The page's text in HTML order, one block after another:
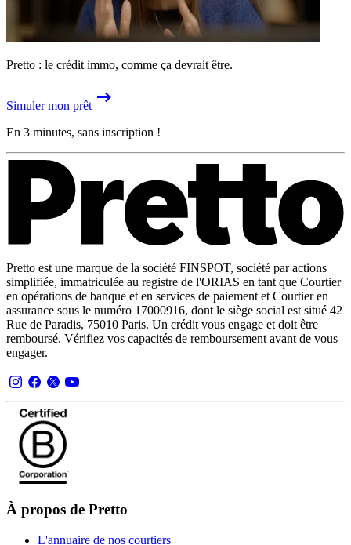
Pretto : le crédit immo, comme ça devrait être.
Simuler mon prêt
En 3 minutes, sans inscription !
Pretto est une marque de la société FINSPOT, société par actions
simplifiée, immatriculée au registre de l'ORIAS en tant que Courtier
en opérations de banque et en services de paiement et Courtier en
assurance sous le numéro 17000916, dont le siège social est situé 42
Rue de Paradis, 75010 Paris. Un crédit vous engage et doit être
remboursé. Vérifiez vos capacités de remboursement avant de vous
engager.
À propos de Pretto
L'annuaire de nos courtiers